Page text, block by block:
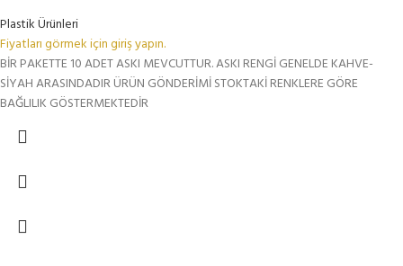
Plastik Ürünleri
Fiyatları görmek için giriş yapın.
BİR PAKETTE 10 ADET ASKI MEVCUTTUR. ASKI RENGİ GENELDE KAHVE-
SİYAH ARASINDADIR ÜRÜN GÖNDERİMİ STOKTAKİ RENKLERE GÖRE
BAĞLILIK GÖSTERMEKTEDİR